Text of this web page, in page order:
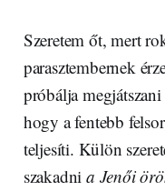
Szeretem őt, mert
parasztembernek
próbálja
hogy a fentebb
teljesíti. Külön
szakadni a Jenői